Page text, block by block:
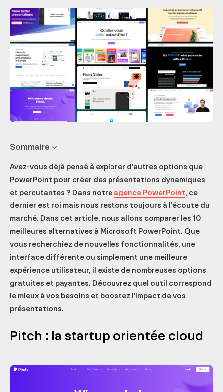
Sommaire
Pitch : la startup orientée cloud
Figma Slides : l'alternative à PowerPoint pour les pros.
Beautiful.ai
Slidebean
Prezi : l'anti diaporama
Google Slides
Keynote
Slides
Canva : pas que des diapositives
Zoho Show
Faut-il arrêter d'utiliser PowerPoint ?
Quel logiciel libre peut-on utiliser pour les présentations ?
Avez-vous déjà pensé à explorer d'autres options que
PowerPoint pour créer des présentations dynamiques
et percutantes ? Dans notre agence PowerPoint, ce
dernier est roi mais nous restons toujours à l'écoute du
marché. Dans cet article, nous allons comparer les 10
meilleures alternatives à Microsoft PowerPoint. Que
vous recherchiez de nouvelles fonctionnalités, une
interface différente ou simplement une meilleure
expérience utilisateur, il existe de nombreuses options
gratuites et payantes. Découvrez quel outil correspond
le mieux à vos besoins et boostez l'impact de vos
présentations.
Pitch : la startup orientée cloud